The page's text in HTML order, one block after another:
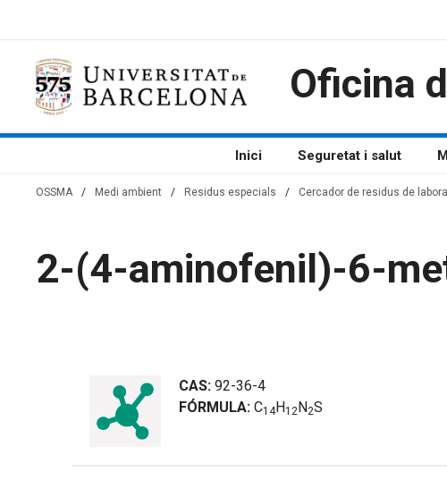
Oficina
Inici Seguretat i salut
OSSMA / Medi ambient / Residus especials / Cercador de residus de
2-(4-aminofenil)-6-
CAS: 92-36-4
FÓRMULA: C1 4 H 1 2 N2S